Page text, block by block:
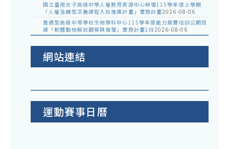
國立臺南女子高級中學人權教育資源中心辦理115學年度上學期
「人權及轉型正義課程入校推廣計畫」實施計畫2026-08-06
普通型高級中等學校生物學科中心115學年度能力競賽培訓公開授
課「軟體動物解剖觀察與推理」實施計畫1份2026-08-06
網站連結
運動賽事日曆